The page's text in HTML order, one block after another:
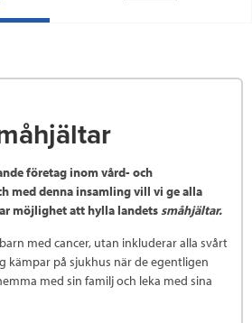
företag inom vård- och
med denna insamling vill vi ge alla
möjlighet att hylla landetssmåhjältar.
med cancer, utan inkluderar alla svårt
kämpar på sjukhus när de egentligen
med sin familj och leka med sina